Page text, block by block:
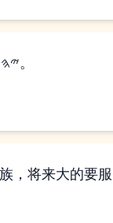
孩子们在她腹中彼此争斗，她就说：“若是这样，我为何活着呢？”她就去求问𐤉𐤄𐤅𐤄。